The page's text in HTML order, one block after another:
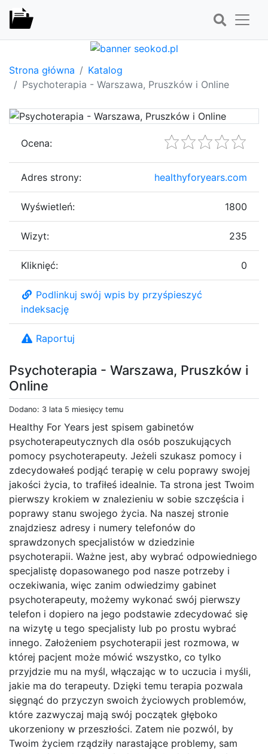
Strona główna
Katalog
Psychoterapia - Warszawa, Pruszków i Online
Psychoterapia - Warszawa, Pruszków i
Online
Dodano: 3 lata 5 miesięcy temu
Healthy For Years jest spisem gabinetów
psychoterapeutycznych dla osób poszukujących
pomocy psychoterapeuty. Jeżeli szukasz pomocy i
zdecydowałeś podjąć terapię w celu poprawy swojej
jakości życia, to trafiłeś idealnie. Ta strona jest Twoim
pierwszy krokiem w znalezieniu w sobie szczęścia i
poprawy stanu swojego życia. Na naszej stronie
znajdziesz adresy i numery telefonów do
sprawdzonych specjalistów w dziedzinie
psychoterapii. Ważne jest, aby wybrać odpowiedniego
specjalistę dopasowanego pod nasze potrzeby i
oczekiwania, więc zanim odwiedzimy gabinet
psychoterapeuty, możemy wykonać swój pierwszy
telefon i dopiero na jego podstawie zdecydować się
na wizytę u tego specjalisty lub po prostu wybrać
innego. Założeniem psychoterapii jest rozmowa, w
której pacjent może mówić wszystko, co tylko
przyjdzie mu na myśl, włączając w to uczucia i myśli,
jakie ma do terapeuty. Dzięki temu terapia pozwala
sięgnąć do przyczyn swoich życiowych problemów,
które zazwyczaj mają swój początek głęboko
ukorzeniony w przeszłości. Zatem nie pozwól, by
Twoim życiem rządziły narastające problemy, sam
Ocena:
Adres strony: healthyforyears.com
Wyświetleń: 1800
Wizyt: 235
Kliknięć: 0
Podlinkuj swój wpis by przyśpieszyć
indeksację
Raportuj